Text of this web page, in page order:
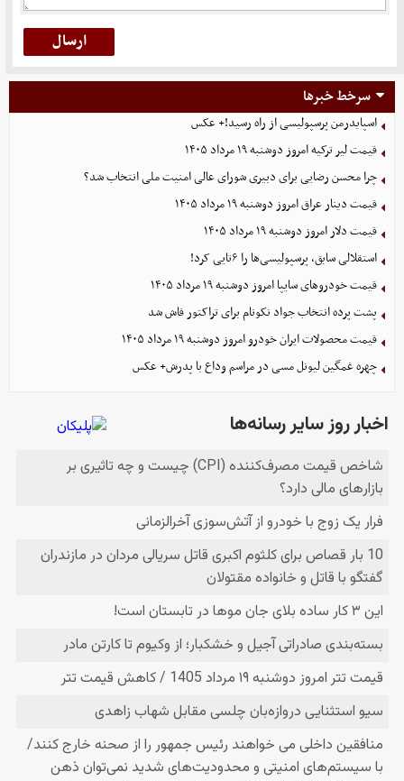
سرخط خبرها
اسپایدرمن پرسپولیسی از راه رسید!+ عکس
قیمت لیر ترکیه امروز دوشنبه ۱۹ مرداد ۱۴۰۵
چرا محسن رضایی برای دبیری شورای عالی امنیت ملی انتخاب شد؟
قیمت دینار عراق امروز دوشنبه ۱۹ مرداد ۱۴۰۵
قیمت دلار امروز دوشنبه ۱۹ مرداد ۱۴۰۵
استقلالی سابق، پرسپولیسی‌ها را ۶تایی کرد!
قیمت خودرو‌های سایپا امروز دوشنبه ۱۹ مرداد ۱۴۰۵
پشت پرده انتخاب جواد نکونام برای تراکتور فاش شد
قیمت محصولات ایران خودرو امروز دوشنبه ۱۹ مرداد ۱۴۰۵
چهره غمگین لیونل مسی در مراسم وداع با پدرش+ عکس